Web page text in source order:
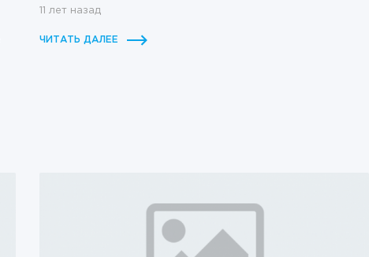
11 лет назад
ЧИТАТЬ ДАЛЕЕ